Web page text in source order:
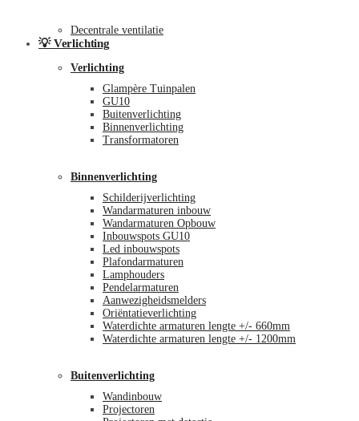
Decentrale ventilatie
💡 Verlichting
Verlichting
Glampère Tuinpalen
GU10
Buitenverlichting
Binnenverlichting
Transformatoren
Binnenverlichting
Schilderijverlichting
Wandarmaturen inbouw
Wandarmaturen Opbouw
Inbouwspots GU10
Led inbouwspots
Plafondarmaturen
Lamphouders
Pendelarmaturen
Aanwezigheidsmelders
Oriëntatieverlichting
Waterdichte armaturen lengte +/- 660mm
Waterdichte armaturen lengte +/- 1200mm
Buitenverlichting
Wandinbouw
Projectoren